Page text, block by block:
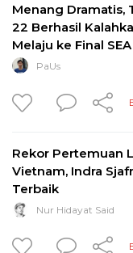
Menang Dramatis,
22 Berhasil
Melaju ke Final
PaUs
Rekor Pertemuan
Vietnam, Indra
Terbaik
Nur Hidayat Said